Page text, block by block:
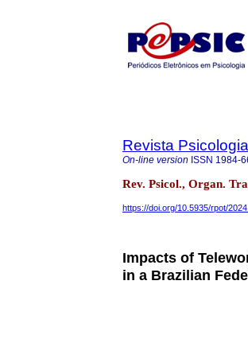
Revista
On-line version ISSN 1984-
Rev. Psicol., Organ.
https://doi.org/10.5935/rpot/
Impacts of
in a Brazilian